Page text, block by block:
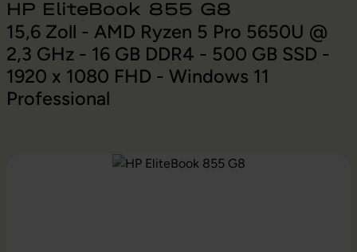
HP EliteBook 855 G8
15,6 Zoll - AMD Ryzen 5 Pro 5650U @
2,3 GHz - 16 GB DDR4 - 500 GB SSD -
1920 x 1080 FHD - Windows 11
Professional
Bildergalerie überspringen